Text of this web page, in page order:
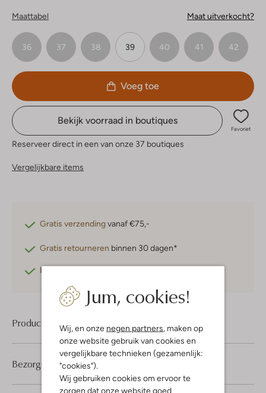
Jum, cookies!
Wij, en onze negen partners, maken op
onze website gebruik van cookies en
vergelijkbare technieken (gezamenlijk:
"cookies").
Wij gebruiken cookies om ervoor te
zorgen dat onze website goed
Maattabel Maat uitverkocht?
36 37 38 39 40 41 42
Voeg toe
Bekijk voorraad in boutiques
Favoriet
Reserveer direct in een van onze 37 boutiques
Vergelijkbare items
Gratis verzendingvanaf €75,-
Gratis retourneren binnen 30 dagen*
Betaal achteraf
Product informatie
Bezorgen & retourneren